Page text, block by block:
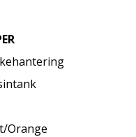
Orange